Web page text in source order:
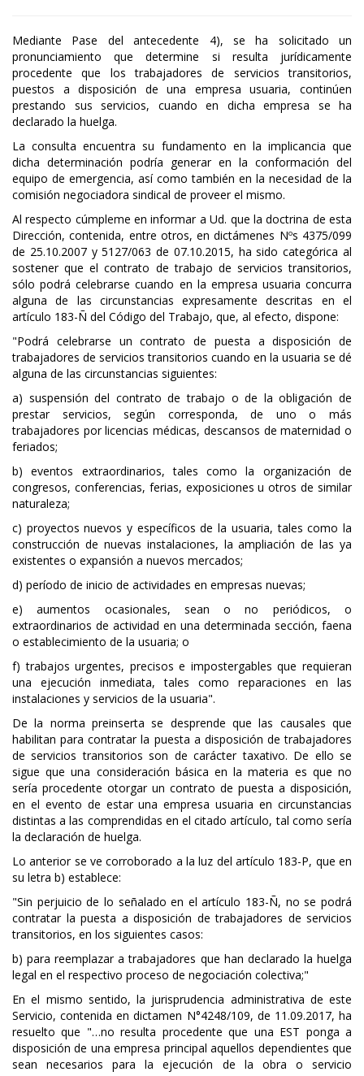
Mediante Pase del antecedente 4), se ha solicitado un
pronunciamiento que determine si resulta jurídicamente
procedente que los trabajadores de servicios transitorios,
puestos a disposición de una empresa usuaria, continúen
prestando sus servicios, cuando en dicha empresa se ha
declarado la huelga.
La consulta encuentra su fundamento en la implicancia que
dicha determinación podría generar en la conformación del
equipo de emergencia, así como también en la necesidad de la
comisión negociadora sindical de proveer el mismo.
Al respecto cúmpleme en informar a Ud. que la doctrina de esta
Dirección, contenida, entre otros, en dictámenes Nºs 4375/099
de 25.10.2007 y 5127/063 de 07.10.2015, ha sido categórica al
sostener que el contrato de trabajo de servicios transitorios,
sólo podrá celebrarse cuando en la empresa usuaria concurra
alguna de las circunstancias expresamente descritas en el
artículo 183-Ñ del Código del Trabajo, que, al efecto, dispone:
"Podrá celebrarse un contrato de puesta a disposición de
trabajadores de servicios transitorios cuando en la usuaria se dé
alguna de las circunstancias siguientes:
a) suspensión del contrato de trabajo o de la obligación de
prestar servicios, según corresponda, de uno o más
trabajadores por licencias médicas, descansos de maternidad o
feriados;
b) eventos extraordinarios, tales como la organización de
congresos, conferencias, ferias, exposiciones u otros de similar
naturaleza;
c) proyectos nuevos y específicos de la usuaria, tales como la
construcción de nuevas instalaciones, la ampliación de las ya
existentes o expansión a nuevos mercados;
d) período de inicio de actividades en empresas nuevas;
e) aumentos ocasionales, sean o no periódicos, o
extraordinarios de actividad en una determinada sección, faena
o establecimiento de la usuaria; o
f) trabajos urgentes, precisos e impostergables que requieran
una ejecución inmediata, tales como reparaciones en las
instalaciones y servicios de la usuaria".
De la norma preinserta se desprende que las causales que
habilitan para contratar la puesta a disposición de trabajadores
de servicios transitorios son de carácter taxativo. De ello se
sigue que una consideración básica en la materia es que no
sería procedente otorgar un contrato de puesta a disposición,
en el evento de estar una empresa usuaria en circunstancias
distintas a las comprendidas en el citado artículo, tal como sería
la declaración de huelga.
Lo anterior se ve corroborado a la luz del artículo 183-P, que en
su letra b) establece:
"Sin perjuicio de lo señalado en el artículo 183-Ñ, no se podrá
contratar la puesta a disposición de trabajadores de servicios
transitorios, en los siguientes casos:
b) para reemplazar a trabajadores que han declarado la huelga
legal en el respectivo proceso de negociación colectiva;"
En el mismo sentido, la jurisprudencia administrativa de este
Servicio, contenida en dictamen N°4248/109, de 11.09.2017, ha
resuelto que "…no resulta procedente que una EST ponga a
disposición de una empresa principal aquellos dependientes que
sean necesarios para la ejecución de la obra o servicio